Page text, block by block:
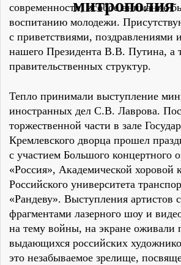
современности, особое внимание
воспитанию молодежи.
с приветствиями, поздравлениями
нашего Президента В.В. Путина, а
правительственных структур.
Тепло принимали выступление
иностранных дел С.В. Лаврова.
торжественной части в зале
Кремлевского дворца прошел
с участием Большого концертного
«Россия», Академической хоровой
Российского университета
«Рандеву». Выступления артистов
фрагментами лазерного шоу и
на тему войны, на экране оживали
выдающихся российских
это незабываемое зрелище,